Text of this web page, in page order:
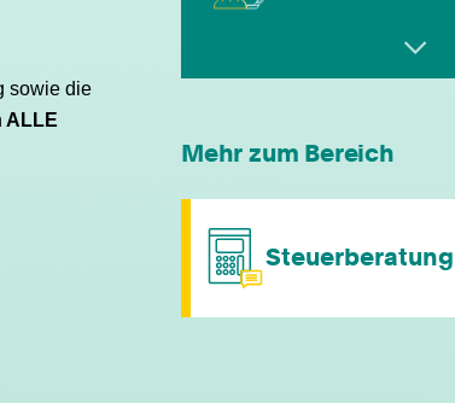
sowie die
ALLE
kostenfreie Getränke
Mehr zum Bereich
Steuerberatung